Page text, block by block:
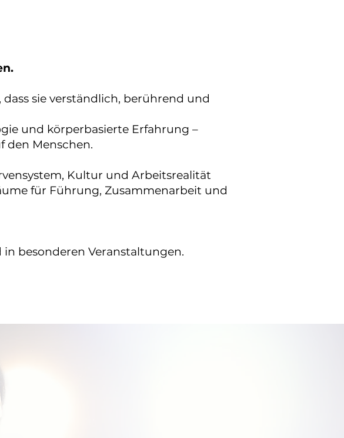
sie verständlich, berührend und
und körperbasierte Erfahrung –
den Menschen.
Kultur und Arbeitsrealität
für Führung, Zusammenarbeit und
besonderen Veranstaltungen.